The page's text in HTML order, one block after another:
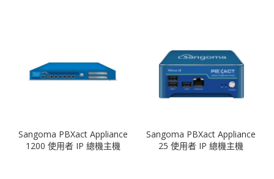
Sangoma PBXact Appliance
1200 使用者 IP 總機主機
Sangoma PBXact Appliance
25 使用者 IP 總機主機